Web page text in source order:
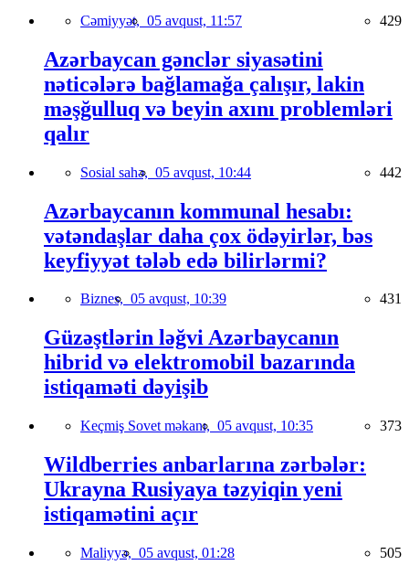
Cəmiyyət, 05 avqust, 11:57 429
Azərbaycan gənclər siyasətini
nəticələrə bağlamağa çalışır, lakin
məşğulluq və beyin axını problemləri
qalır
Sosial sahə, 05 avqust, 10:44 442
Azərbaycanın kommunal hesabı:
vətəndaşlar daha çox ödəyirlər, bəs
keyfiyyət tələb edə bilirlərmi?
Biznes, 05 avqust, 10:39 431
Güzəştlərin ləğvi Azərbaycanın
hibrid və elektromobil bazarında
istiqaməti dəyişib
Keçmiş Sovet məkanı, 05 avqust, 10:35 373
Wildberries anbarlarına zərbələr:
Ukrayna Rusiyaya təzyiqin yeni
istiqamətini açır
Maliyyə, 05 avqust, 01:28 505